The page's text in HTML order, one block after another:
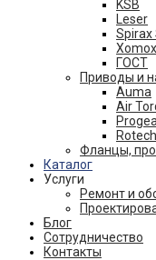
KSB
Leser
Spirax
Xomox
ГОСТ
Приводы и
Auma
Air
Rotech
Фланцы,
Каталог
Услуги
Ремонт и
Блог
Сотрудничество
Контакты